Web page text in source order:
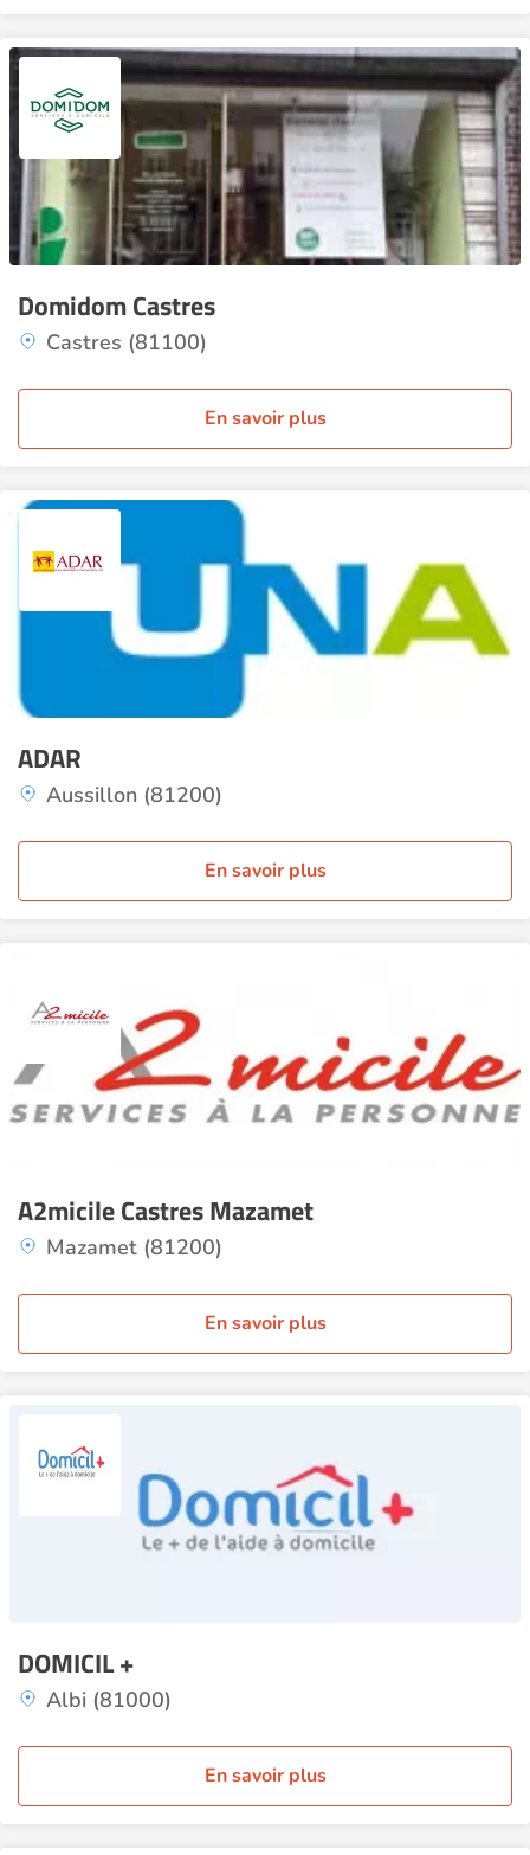
Domidom Castres
Castres (81100)
En savoir plus
ADAR
Aussillon (81200)
En savoir plus
A2micile Castres Mazamet
Mazamet (81200)
En savoir plus
DOMICIL +
Albi (81000)
En savoir plus